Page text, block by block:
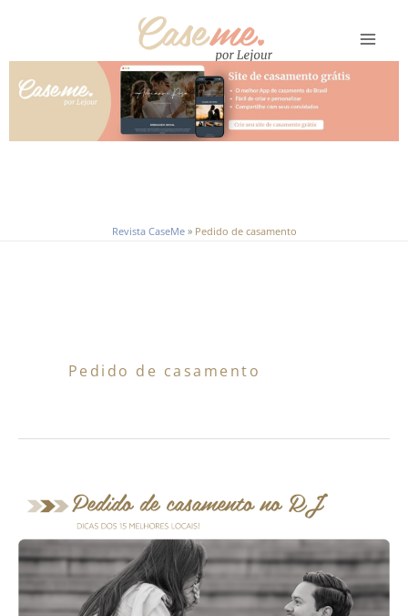
conteúdo
Revista CaseMe» Pedido de casamento
Pedido de casamento
casamento
no
Rio